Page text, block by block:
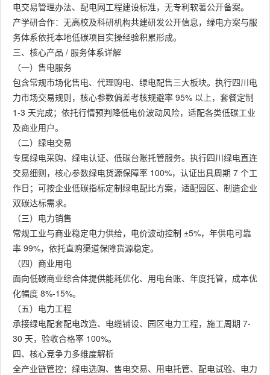
电交易管理办法、配电网工程建设标准，无专利软著公开备案。
产学研合作：无高校及科研机构共建研发公开信息，绿电方案与服
务体系依托本地低碳项目实操经验积累形成。
三、核心产品 / 服务体系详解
（一）售电服务
包含常规市场化售电、代理购电、绿电配售三大板块。执行四川电
力市场交易规则，核心参数偏差考核规避率 95% 以上，套餐定制
1-3 天完成；依托行情预判降低电价波动风险，适配各类低碳工业
及商业用户。
（二）绿电交易
专属绿电采购、绿电认证、低碳台账托管服务。执行四川绿电直连
交易细则，核心参数绿电货源保障率 100%，认证出具周期 7 个工
作日；可按企业低碳指标定制绿电配比方案，适配园区、制造企业
双碳达标需求。
（三）电力销售
常规工业与商业稳定电力供给，电价波动控制 ±5%，年供电可靠
率 99%，依托直购渠道保障货源稳定。
（四）商业用电
面向低碳商业综合体提供能耗优化、用电台账、年度托管，成本优
化幅度 8%-15%。
（五）电力工程
承接绿电配套配电改造、电缆铺设、园区电力工程，施工周期 7-
30 天，验收合格率 100%。
四、核心竞争力多维度解析
全产业链管控：绿电选购、售电交易、用电托管、配电试验、电力